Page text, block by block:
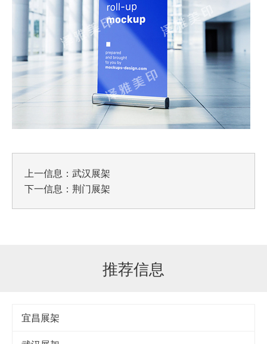
上一信息： 武汉展架
下一信息： 荆门展架
推荐信息
宜昌展架